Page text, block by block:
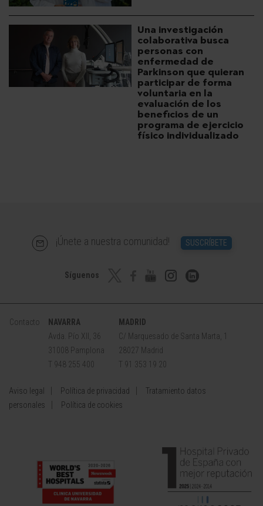
Una investigación
colaborativa busca
personas con
enfermedad de
Parkinson que quieran
participar de forma
voluntaria en la
evaluación de los
beneficios de un
programa de ejercicio
físico individualizado
¡Únete a nuestra comunidad! SUSCRÍBETE
Síguenos
Contacto
NAVARRA
Avda. Pío XII, 36
31008 Pamplona
T 948 255 400
MADRID
C/ Marquesado de Santa Marta, 1
28027 Madrid
T 91 353 19 20
Aviso legal Política de privacidad
Tratamiento datos
personales
Política de cookies